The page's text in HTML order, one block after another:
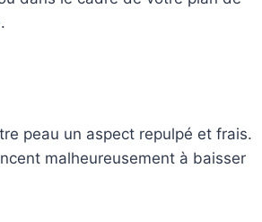
peau un aspect repulpé et frais.
malheureusement à baisser